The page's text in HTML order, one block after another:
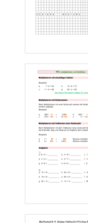
0
15
02
0
24
24
0
12
0
3  Das Schulfest erbrachte
gelegt. Der Rest soll an 6
3292 €                       1542 € :
-1750 €
12
1542 €                         34
42
0
A: Jede Klasse bekommt 257
¾  naturtrüber Apfelsaft kostet
1,50 € • 3 l = 4,50 €   <  klarer
¾  l = 750  ml
3  l = 3000 ml
750 ml passt
4- mal
in die
A: Der klare Apfelsaft ist um 30